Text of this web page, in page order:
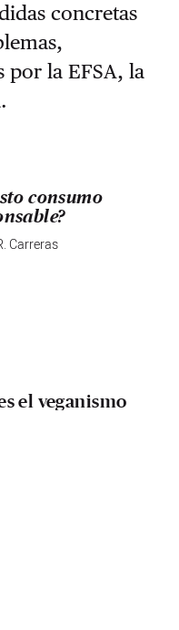
concretas
por la EFSA, la
consumo
Carreras
el veganismo